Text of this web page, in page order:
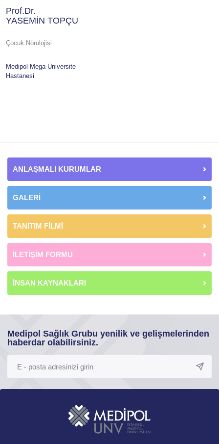
Prof.Dr.
YASEMİN TOPÇU
Çocuk Nörolojisi
Medipol Mega Üniversite
Hastanesi
ANLAŞMALI KURUMLAR
GALERİ
TANITIM FİLMİ
İLETİŞİM FORMU
İNSAN KAYNAKLARI
Medipol Sağlık Grubu yenilik ve gelişmelerinden
haberdar olabilirsiniz.